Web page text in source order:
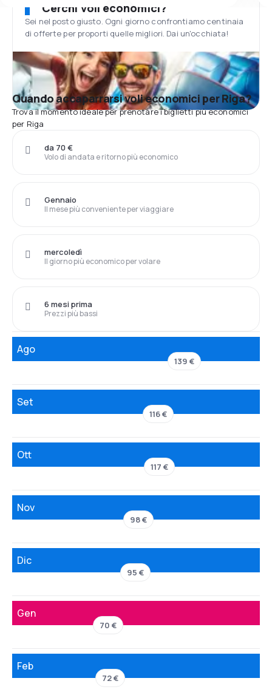
Cerchi voli economici?
Sei nel posto giusto. Ogni giorno confrontiamo centinaia
di offerte per proporti quelle migliori. Dai un'occhiata!
Quando accaparrarsi voli economici per Riga?
Trova il momento ideale per prenotare i biglietti più economici
per Riga
Volo di andata e ritorno più economico
da 70 €
Il mese più conveniente per viaggiare
Gennaio
Il giorno più economico per volare
mercoledì
Prezzi più bassi
6 mesi prima
Ago
139 €
Set
116 €
Ott
117 €
Nov
98 €
Dic
95 €
Gen
70 €
Feb
72 €